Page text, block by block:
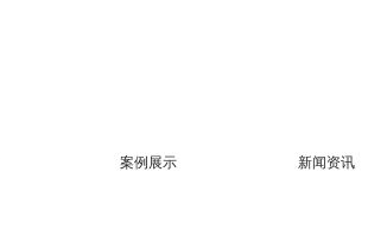
案例展示 新闻资讯